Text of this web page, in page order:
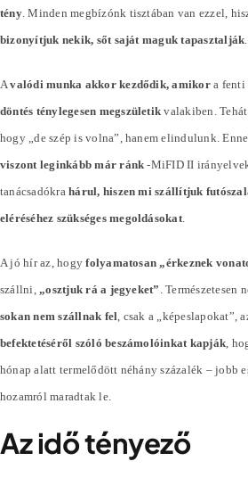
tény. Minden megbízónk tisztában van ezzel,
bizonyítjuk nekik, sőt saját maguk tapasztalják.
Avalódi munka akkor kezdődik, amikora fenti
döntés ténylegesen megszületik valakiben.
hogy „de szép is volna”, hanem elindulunk.
viszont leginkább már ránk -MiFID II
tanácsadókrahárul, hiszen mi szállítjuk
eléréséhez szükséges megoldásokat.
A jó hír az, hogyfolyamatosan „érkeznek
szállni,„osztjuk rá a jegyeket” . Természetesen
sokan nem szállnak fel, csak a „képeslapokat”,
befektetéséről szóló beszámolóinkat kapják,
hónap alatt termelődött néhányszázalék – jobb
hozamról maradtak le.
Az idő tényező